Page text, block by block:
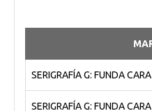
SERIGRAFÍA G: FUNDA
SERIGRAFÍA G: FUNDA